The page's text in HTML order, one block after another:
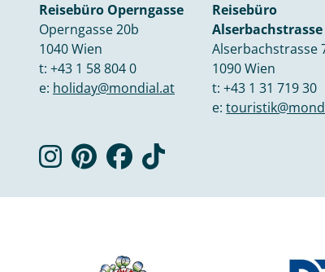
Reisebüro Operngasse
Operngasse 20b
1040 Wien
t: +43 1 58 804 0
e: holiday@mondial.at
Reisebüro
Alserbachstrasse
Alserbachstrasse
1090 Wien
t:+43 1 31 719 30
e: